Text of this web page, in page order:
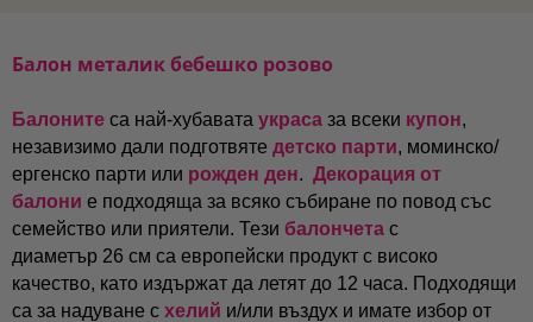
Балон металик бебешко розово
Балоните са най-хубавата украса за всеки купон,
незавизимо дали подготвяте детско парти, моминско/
ергенско парти или рожден ден. Декорация от
балони е подходяща за всяко събиране по повод със
семейство или приятели. Тези балончета с
диаметър 26 см са европейски продукт с високо
качество, като издържат да летят до 12 часа. Подходящи
са за надуване с хелий и/или въздух и имате избор от